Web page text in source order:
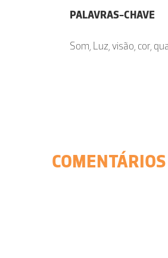
PALAVRAS-CHAVE
Som, Luz, visão, cor,
COMENTÁRIOS